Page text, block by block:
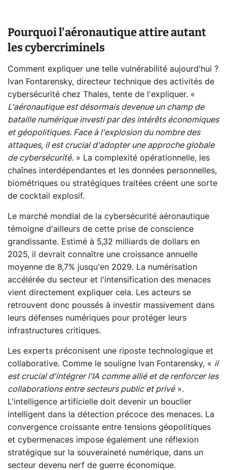
Pourquoi l'aéronautique attire autant
les cybercriminels
Comment expliquer une telle vulnérabilité aujourd'hui ?
Ivan Fontarensky, directeur technique des activités de
cybersécurité chez Thales, tente de l'expliquer. «
L'aéronautique est désormais devenue un champ de
bataille numérique investi par des intérêts économiques
et géopolitiques. Face à l'explosion du nombre des
attaques, il est crucial d'adopter une approche globale
de cybersécurité. » La complexité opérationnelle, les
chaînes interdépendantes et les données personnelles,
biométriques ou stratégiques traitées créent une sorte
de cocktail explosif.
Le marché mondial de la cybersécurité aéronautique
témoigne d'ailleurs de cette prise de conscience
grandissante. Estimé à 5,32 milliards de dollars en
2025, il devrait connaître une croissance annuelle
moyenne de 8,7% jusqu'en 2029. La numérisation
accélérée du secteur et l'intensification des menaces
vient directement expliquer cela. Les acteurs se
retrouvent donc poussés à investir massivement dans
leurs défenses numériques pour protéger leurs
infrastructures critiques.
Les experts préconisent une riposte technologique et
collaborative. Comme le souligne Ivan Fontarensky, « il
est crucial d'intégrer l'IA comme allié et de renforcer les
collaborations entre secteurs public et privé».
L'intelligence artificielle doit devenir un bouclier
intelligent dans la détection précoce des menaces. La
convergence croissante entre tensions géopolitiques
et cybermenaces impose également une réflexion
stratégique sur la souveraineté numérique, dans un
secteur devenu nerf de guerre économique.